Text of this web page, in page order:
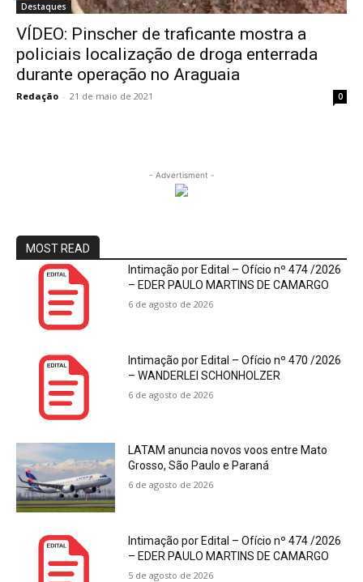
Destaques
VÍDEO: Pinscher de traficante mostra a
policiais localização de droga enterrada
durante operação no Araguaia
Redação - 21 de maio de 2021 0
- Advertisment -
MOST READ
Intimação por Edital – Ofício nº 474 /2026
– EDER PAULO MARTINS DE CAMARGO
6 de agosto de 2026
Intimação por Edital – Ofício nº 470 /2026
– WANDERLEI SCHONHOLZER
6 de agosto de 2026
LATAM anuncia novos voos entre Mato
Grosso, São Paulo e Paraná
6 de agosto de 2026
Intimação por Edital – Ofício nº 474 /2026
– EDER PAULO MARTINS DE CAMARGO
5 de agosto de 2026